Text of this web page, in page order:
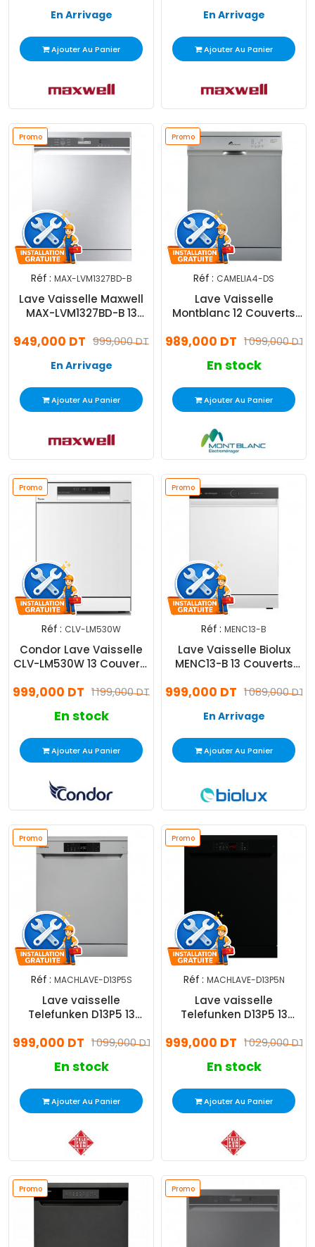
En Arrivage
Ajouter Au Panier
En Arrivage
Ajouter Au Panier
Promo
Réf : MAX-LVM1327BD-B
Lave Vaisselle Maxwell
MAX-LVM1327BD-B 13
999,000 DT
949,000 DT
En Arrivage
Ajouter Au Panier
Promo
Réf : CAMELIA4-DS
Lave Vaisselle
Montblanc 12 Couverts
1 099,000 DT
989,000 DT
En stock
Ajouter Au Panier
Promo
Réf : CLV-LM530W
Condor Lave Vaisselle
CLV-LM530W 13 Couverts
1 199,000 DT
999,000 DT
En stock
Ajouter Au Panier
Promo
Réf : MENC13-B
Lave Vaisselle Biolux
MENC13-B 13 Couverts
1 089,000 DT
999,000 DT
En Arrivage
Ajouter Au Panier
Promo
Réf : MACHLAVE-D13P5S
Lave vaisselle
Telefunken D13P5 13
1 099,000 DT
999,000 DT
En stock
Ajouter Au Panier
Promo
Réf : MACHLAVE-D13P5N
Lave vaisselle
Telefunken D13P5 13
1 029,000 DT
999,000 DT
En stock
Ajouter Au Panier
Promo Promo